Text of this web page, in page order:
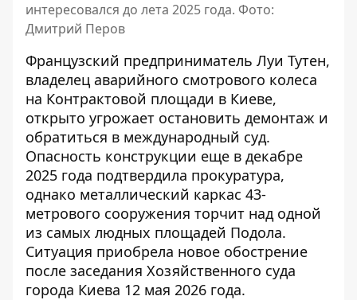
интересовался до лета 2025 года. Фото:
Дмитрий Перов
Французский предприниматель Луи Тутен,
владелец аварийного смотрового колеса
на Контрактовой площади в Киеве,
открыто угрожает остановить демонтаж и
обратиться в международный суд.
Опасность конструкции еще в декабре
2025 года подтвердила прокуратура,
однако металлический каркас 43-
метрового сооружения торчит над одной
из самых людных площадей Подола.
Ситуация приобрела новое обострение
после заседания Хозяйственного суда
города Киева 12 мая 2026 года.